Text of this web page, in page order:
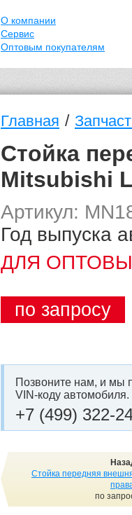
О компании
Сервис
Оптовым покупателям
Главная /
Стойка
Mitsubishi
Артикул:
Год выпуска
ДЛЯ
по запросу
Позвоните нам, и мы
VIN-коду автомобиля.
+7 (499) 322-
Стойка передняя
по